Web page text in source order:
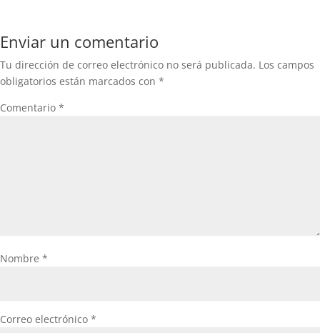
Enviar un comentario
Tu dirección de correo electrónico no será publicada. Los campos
obligatorios están marcados con *
Comentario *
Nombre *
Correo electrónico *